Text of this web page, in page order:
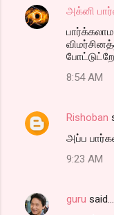
அக்னி
8:54 AM
Rishoban
அப்ப
9:23 AM
guru said…